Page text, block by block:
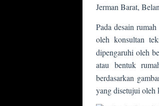
Jerman Barat,
Pada desain
oleh konsultan
dipengaruhi oleh
atau bentuk
berdasarkan
yang disetujui oleh